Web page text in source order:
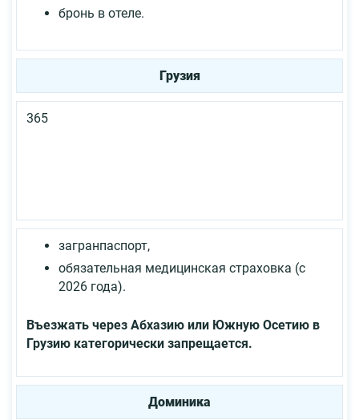
бронь в отеле.
Грузия
365
загранпаспорт,
обязательная медицинская страховка (с
2026 года).
Въезжать через Абхазию или Южную Осетию в
Грузию категорически запрещается.
Доминика